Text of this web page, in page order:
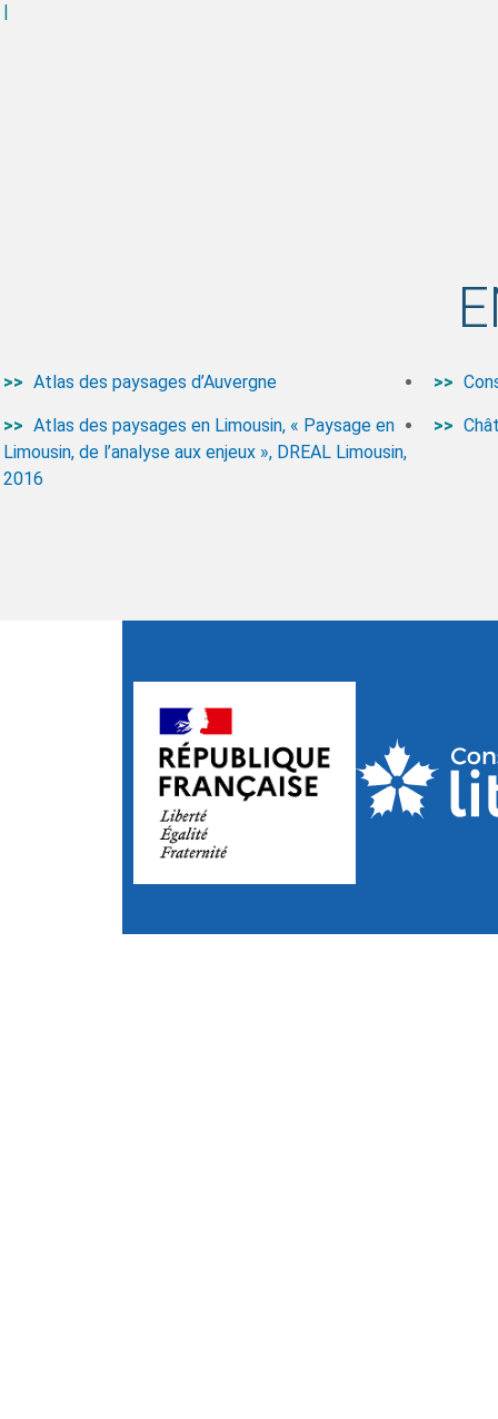
|
Atlas des paysages d’Auvergne
Atlas des paysages en Limousin, « Paysage en
Limousin, de l’analyse aux enjeux », DREAL Limousin,
2016